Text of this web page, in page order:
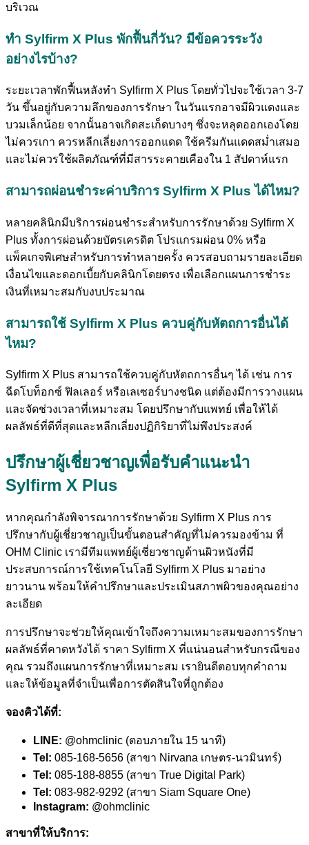
บริเวณ
ทำ Sylfirm X Plus พักฟื้นกี่วัน? มีข้อควรระวัง
อย่างไรบ้าง?
ระยะเวลาพักฟื้นหลังทำ Sylfirm X Plus โดยทั่วไปจะใช้เวลา 3-7
วัน ขึ้นอยู่กับความลึกของการรักษา ในวันแรกอาจมีผิวแดงและ
บวมเล็กน้อย จากนั้นอาจเกิดสะเก็ดบางๆ ซึ่งจะหลุดออกเองโดย
ไม่ควรเกา ควรหลีกเลี่ยงการออกแดด ใช้ครีมกันแดดสม่ำเสมอ
และไม่ควรใช้ผลิตภัณฑ์ที่มีสารระคายเคืองใน 1 สัปดาห์แรก
สามารถผ่อนชำระค่าบริการ Sylfirm X Plus ได้ไหม?
หลายคลินิกมีบริการผ่อนชำระสำหรับการรักษาด้วย Sylfirm X
Plus ทั้งการผ่อนด้วยบัตรเครดิต โปรแกรมผ่อน 0% หรือ
แพ็คเกจพิเศษสำหรับการทำหลายครั้ง ควรสอบถามรายละเอียด
เงื่อนไขและดอกเบี้ยกับคลินิกโดยตรง เพื่อเลือกแผนการชำระ
เงินที่เหมาะสมกับงบประมาณ
สามารถใช้ Sylfirm X Plus ควบคู่กับหัตถการอื่นได้
ไหม?
Sylfirm X Plus สามารถใช้ควบคู่กับหัตถการอื่นๆ ได้ เช่น การ
ฉีดโบท็อกซ์ ฟิลเลอร์ หรือเลเซอร์บางชนิด แต่ต้องมีการวางแผน
และจัดช่วงเวลาที่เหมาะสม โดยปรึกษากับแพทย์ เพื่อให้ได้
ผลลัพธ์ที่ดีที่สุดและหลีกเลี่ยงปฏิกิริยาที่ไม่พึงประสงค์
ปรึกษาผู้เชี่ยวชาญเพื่อรับคำแนะนำ
Sylfirm X Plus
หากคุณกำลังพิจารณาการรักษาด้วย Sylfirm X Plus การ
ปรึกษากับผู้เชี่ยวชาญเป็นขั้นตอนสำคัญที่ไม่ควรมองข้าม ที่
OHM Clinic เรามีทีมแพทย์ผู้เชี่ยวชาญด้านผิวหนังที่มี
ประสบการณ์การใช้เทคโนโลยี Sylfirm X Plus มาอย่าง
ยาวนาน พร้อมให้คำปรึกษาและประเมินสภาพผิวของคุณอย่าง
ละเอียด
การปรึกษาจะช่วยให้คุณเข้าใจถึงความเหมาะสมของการรักษา
ผลลัพธ์ที่คาดหวังได้ ราคา Sylfirm X ที่แน่นอนสำหรับกรณีของ
คุณ รวมถึงแผนการรักษาที่เหมาะสม เรายินดีตอบทุกคำถาม
และให้ข้อมูลที่จำเป็นเพื่อการตัดสินใจที่ถูกต้อง
จองคิวได้ที่:
LINE: @ohmclinic (ตอบภายใน 15 นาที)
Tel: 085-168-5656 (สาขา Nirvana เกษตร-นวมินทร์)
Tel: 085-188-8855 (สาขา True Digital Park)
Tel: 083-982-9292 (สาขา Siam Square One)
Instagram: @ohmclinic
สาขาที่ให้บริการ: